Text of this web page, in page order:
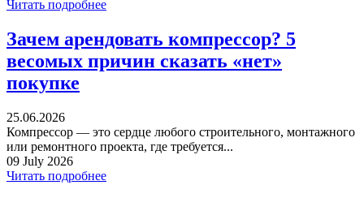
Читать подробнее
Зачем арендовать компрессор? 5
весомых причин сказать «нет»
покупке
25.06.2026
Компрессор — это сердце любого строительного, монтажного
или ремонтного проекта, где требуется...
09 July 2026
Читать подробнее